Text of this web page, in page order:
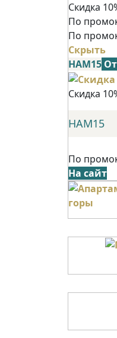
Скидка
По
По
Скрыть
НАМ15
Скидка
НАМ15
По
На сайт